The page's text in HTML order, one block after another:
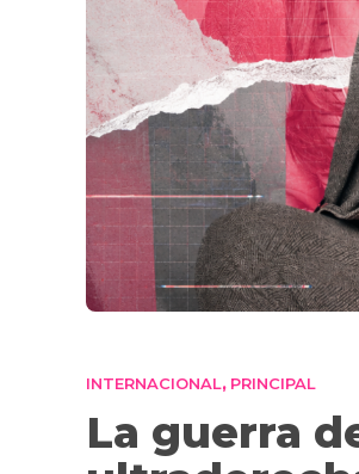
INTERNACIONAL, PRINCIPAL
La guerra